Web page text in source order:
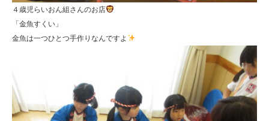
４歳児らいおん組さんのお店
「金魚すくい」
金魚は一つひとつ手作りなんですよ